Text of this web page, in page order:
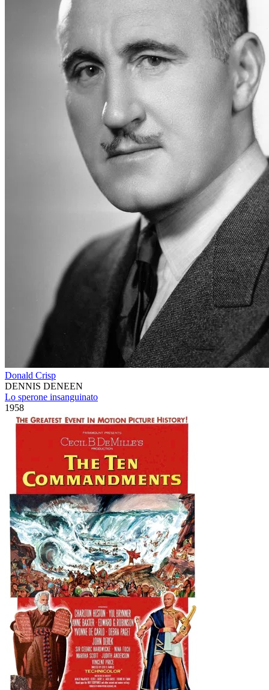
Donald Crisp
DENNIS DENEEN
Lo sperone insanguinato
1958